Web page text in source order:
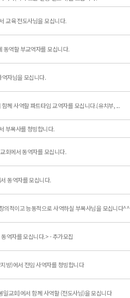
교육 전도사님을 모십니다.
역할 부교역자를 모십니다.
자님을 모십니다.
께 사역할 파트타임 교역자를 모십니다.(유치부, ...
부목사를 청빙합니다.
회에서 동역자를 모십니다.
동역자를 모십니다.
의적이고 능동적으로 사역하실 부목사님을 모십니다^^
역자를 모십니다.> - 추가모집
방)에서 전임 사역자를 청빙합니다
일교회)에서 함께 사역할 (전도사님)을 모십니다